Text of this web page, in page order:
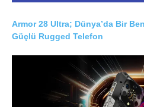
Armor 28 Ultra; Dünya’da Bir
Güçlü Rugged Telefon